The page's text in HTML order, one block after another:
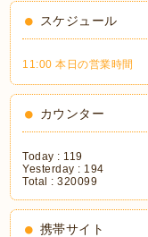
スケジュール
11:00 本日の営業時間
カウンター
Today : 119
Yesterday : 194
Total :320099
携帯サイト